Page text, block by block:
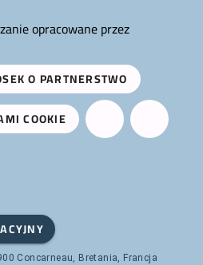
opracowane przez
O PARTNERSTWO
COOKIE
Concarneau, Bretania, Francja